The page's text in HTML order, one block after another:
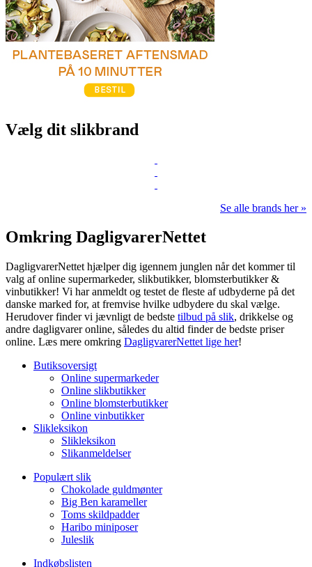
Vælg dit slikbrand
Se alle brands her »
Omkring DagligvarerNettet
DagligvarerNettet hjælper dig igennem junglen når det kommer til
valg af online supermarkeder, slikbutikker, blomsterbutikker &
vinbutikker! Vi har anmeldt og testet de fleste af udbyderne på det
danske marked for, at fremvise hvilke udbydere du skal vælge.
Herudover finder vi jævnligt de bedste tilbud på slik, drikkelse og
andre dagligvarer online, således du altid finder de bedste priser
online. Læs mere omkring DagligvarerNettet lige her!
Butiksoversigt
Online supermarkeder
Online slikbutikker
Online blomsterbutikker
Online vinbutikker
Slikleksikon
Slikleksikon
Slikanmeldelser
Populært slik
Chokolade guldmønter
Big Ben karameller
Toms skildpadder
Haribo miniposer
Juleslik
Indkøbslisten